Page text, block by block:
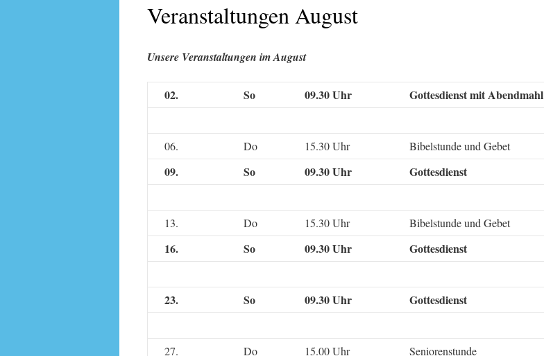
Veranstaltungen August
Unsere Veranstaltungen im August
02. So 09.30 Uhr Gottesdienst mit Abendmahl
06. Do 15.30 Uhr Bibelstunde und Gebet
09. So 09.30 Uhr Gottesdienst
13. Do 15.30 Uhr Bibelstunde und Gebet
16. So 09.30 Uhr Gottesdienst
23. So 09.30 Uhr Gottesdienst
27. Do 15.00 Uhr Seniorenstunde